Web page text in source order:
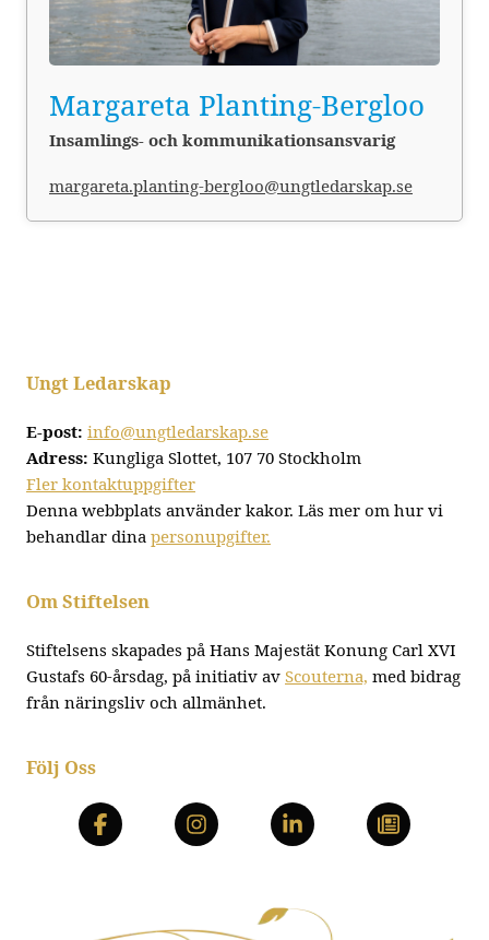
Margareta Planting-Bergloo
Insamlings- och kommunikationsansvarig
margareta.planting-bergloo@ungtledarskap.se
Ungt Ledarskap
E-post: info@ungtledarskap.se
Adress: Kungliga Slottet, 107 70 Stockholm
Fler kontaktuppgifter
Denna webbplats använder kakor. Läs mer om hur vi
behandlar dina personupgifter.
Om Stiftelsen
Stiftelsens skapades på Hans Majestät Konung Carl XVI
Gustafs 60-årsdag, på initiativ av Scouterna, med bidrag
från näringsliv och allmänhet.
Följ Oss